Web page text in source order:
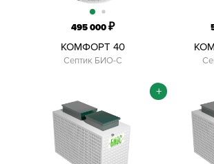
495 000₽
КОМФОРТ 40
Септик БИО-С
+